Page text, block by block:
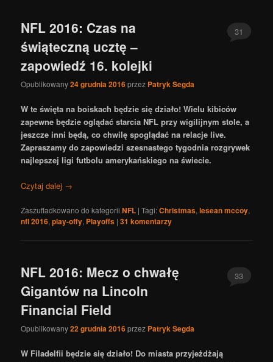
NFL 2016: Czas na
świąteczną ucztę –
zapowiedź 16. kolejki
Opublikowany24 grudnia 2016przez Patryk Segda
31
W te święta na boiskach będzie się działo! Wielu kibiców
zapewne będzie oglądać starcia NFL przy wigilijnym stole, a
jeszcze inni będą, co chwilę spoglądać na relacje live.
Zapraszamy do zapowiedzi szesnastego tygodnia rozgrywek
najlepszej ligi futbolu amerykańskiego na świecie.
Czytaj dalej →
Zaszufladkowano do kategorii NFL |Tagi:Christmas,lesean mccoy,
nfl 2016,play-offy, Playoffs |31 komentarzy
NFL 2016: Mecz o chwałę
Gigantów na Lincoln
Financial Field
Opublikowany22 grudnia 2016przez Patryk Segda
33
W Filadelfii będzie się działo! Do miasta przyjeżdżają